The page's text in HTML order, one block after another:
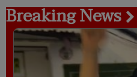
Breaking News